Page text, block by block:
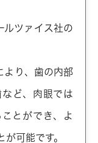
ルツァイス社の
より、歯の内部
ど、肉眼では
とができ、よ
可能です。